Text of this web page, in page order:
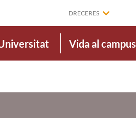
DRECERES
Vida al campus